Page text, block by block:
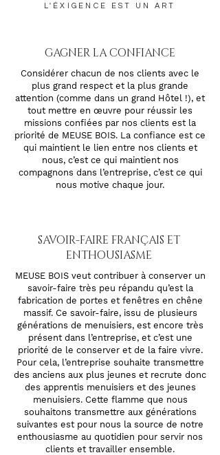
L'ÉXIGENCE EST UN ART
GAGNER LA CONFIANCE
Considérer chacun de nos clients avec le
plus grand respect et la plus grande
attention (comme dans un grand Hôtel !), et
tout mettre en œuvre pour réussir les
missions confiées par nos clients est la
priorité de MEUSE BOIS. La confiance est ce
qui maintient le lien entre nos clients et
nous, c’est ce qui maintient nos
compagnons dans l’entreprise, c’est ce qui
nous motive chaque jour.
SAVOIR-FAIRE FRANÇAIS ET
ENTHOUSIASME
MEUSE BOIS veut contribuer à conserver un
savoir-faire très peu répandu qu’est la
fabrication de portes et fenêtres en chêne
massif. Ce savoir-faire, issu de plusieurs
générations de menuisiers, est encore très
présent dans l’entreprise, et c’est une
priorité de le conserver et de la faire vivre.
Pour cela, l’entreprise souhaite transmettre
des anciens aux plus jeunes et recrute donc
des apprentis menuisiers et des jeunes
menuisiers. Cette flamme que nous
souhaitons transmettre aux générations
suivantes est pour nous la source de notre
enthousiasme au quotidien pour servir nos
clients et travailler ensemble.